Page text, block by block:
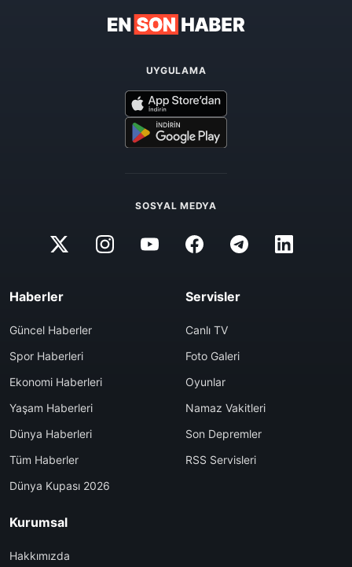
UYGULAMA
SOSYAL MEDYA
Haberler
Güncel Haberler
Spor Haberleri
Ekonomi Haberleri
Yaşam Haberleri
Dünya Haberleri
Tüm Haberler
Dünya Kupası 2026
Servisler
Canlı TV
Foto Galeri
Oyunlar
Namaz Vakitleri
Son Depremler
RSS Servisleri
Kurumsal
Hakkımızda